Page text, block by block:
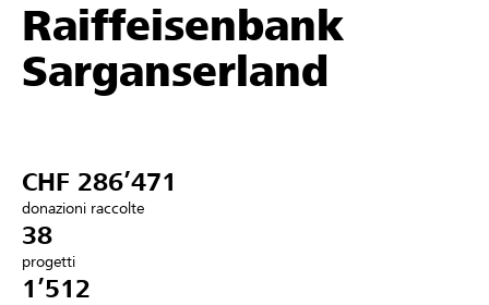
Sostenere
Aiuto & supporto
Collegarsi
Raiffeisenbank
Sarganserland
CHF 286’471
donazioni raccolte
38
progetti
1’512